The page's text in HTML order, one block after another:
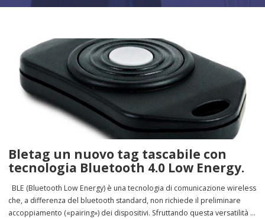
Bletag un nuovo tag tascabile con
tecnologia Bluetooth 4.0 Low Energy.
BLE (Bluetooth Low Energy) è una tecnologia di comunicazione wireless
che, a differenza del bluetooth standard, non richiede il preliminare
accoppiamento («pairing») dei dispositivi. Sfruttando questa versatilità e